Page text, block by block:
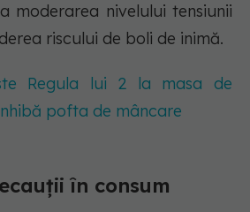
moderarea nivelului tensiunii
riscului de boli de inimă.
Regula lui 2 la masa de
pofta de mâncare
în consum